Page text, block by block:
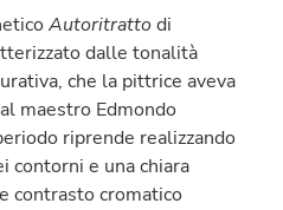
Autoritrattodi
dalle tonalità
che la pittrice aveva
maestro Edmondo
riprende realizzando
contorni e una chiara
contrasto cromatico